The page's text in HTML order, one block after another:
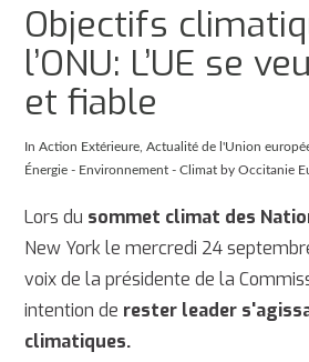
Objectifs
l’ONU: L’UE se
et fiable
InAction Extérieure ,Actualité de l'Union
Énergie - Environnement - Climat by Occitanie
Lors du sommet climat des
New York le mercredi 24
voix de la présidente de la
intention de rester leader
climatiques.